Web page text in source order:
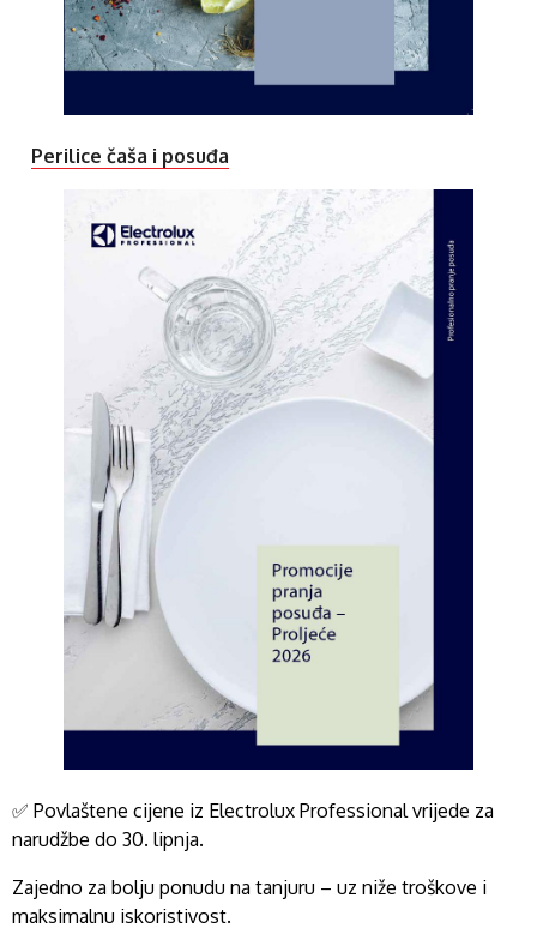
Perilice čaša i posuđa
✅ Povlaštene cijene iz Electrolux Professional vrijede za
narudžbe do 30. lipnja.
Zajedno za bolju ponudu na tanjuru – uz niže troškove i
maksimalnu iskoristivost.